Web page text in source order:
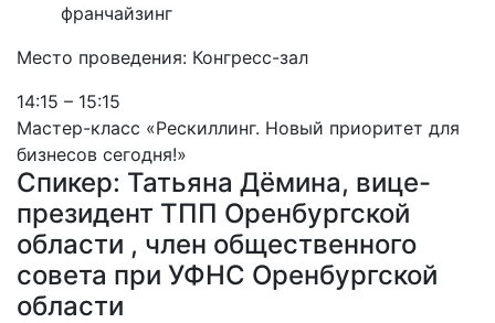
франчайзинг
Место проведения: Конгресс-зал
14:15 – 15:15
Мастер-класс «Рескиллинг. Новый приоритет для
бизнесов сегодня!»
Спикер: Татьяна Дёмина, вице-
президент ТПП Оренбургской
области , член общественного
совета при УФНС Оренбургской
области